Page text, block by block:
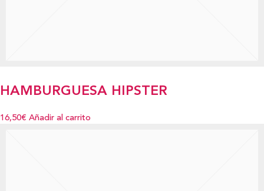
HAMBURGUESA HIPSTER
16,50€ Añadir al carrito